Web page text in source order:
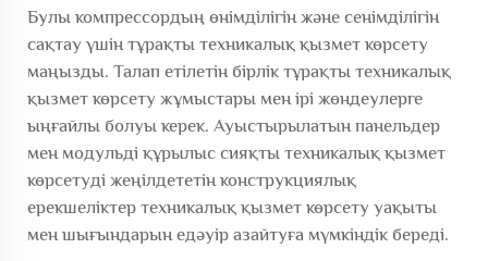
Булы компрессордың өнімділігін және сенімділігін
сақтау үшін тұрақты техникалық қызмет көрсету
маңызды. Талап етілетін бірлік тұрақты техникалық
қызмет көрсету жұмыстары мен ірі жөндеулерге
ыңғайлы болуы керек. Ауыстырылатын панельдер
мен модульді құрылыс сияқты техникалық қызмет
көрсетуді жеңілдететін конструкциялық
ерекшеліктер техникалық қызмет көрсету уақыты
мен шығындарын едәуір азайтуға мүмкіндік береді.